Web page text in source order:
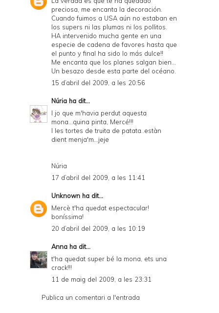
preciosa, me encanta la decoración.
Cuando fuimos a USA aún no estaban en
los supers ni las plumas ni los pollitos.
HA intervenido mucha gente en una
especie de cadena de favores hasta que
el punto y final ha sido lo más dulce!!
Me encanta que los planes salgan bien...
Un besazo desde esta parte del océano.
15 d’abril del 2009, a les 20:56
Núria ha dit...
I jo que m'havia perdut aquesta
mona...quina pinta, Mercé!!!
I les tortes de truita de patata..estàn
dient menja'm...jeje
Núria
17 d’abril del 2009, a les 11:41
Unknown ha dit...
Mercè t'ha quedat espectacular!
boníssima!
20 d’abril del 2009, a les 10:19
Anna ha dit...
t'ha quedat super bé la mona, ets una
crack!!!
11 de maig del 2009, a les 23:31
Publica un comentari a l'entrada